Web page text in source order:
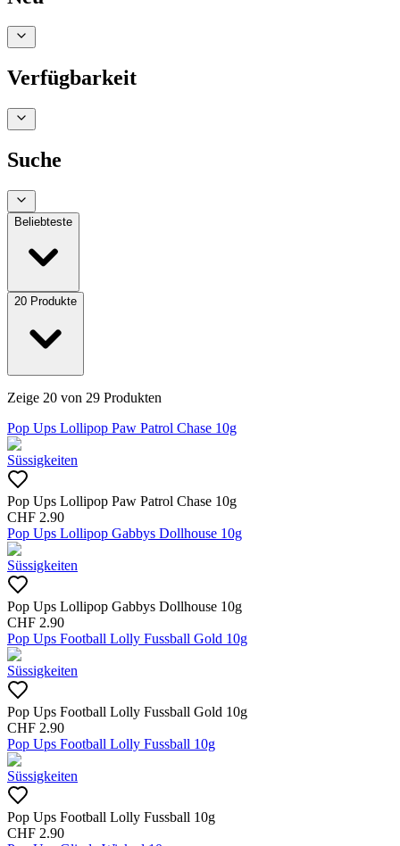
Verfügbarkeit
Suche
Beliebteste
20 Produkte
Zeige 20 von 29 Produkten
Pop Ups Lollipop Paw Patrol Chase 10g
Süssigkeiten
Pop Ups Lollipop Paw Patrol Chase 10g
CHF 2.90
Pop Ups Lollipop Gabbys Dollhouse 10g
Süssigkeiten
Pop Ups Lollipop Gabbys Dollhouse 10g
CHF 2.90
Pop Ups Football Lolly Fussball Gold 10g
Süssigkeiten
Pop Ups Football Lolly Fussball Gold 10g
CHF 2.90
Pop Ups Football Lolly Fussball 10g
Süssigkeiten
Pop Ups Football Lolly Fussball 10g
CHF 2.90